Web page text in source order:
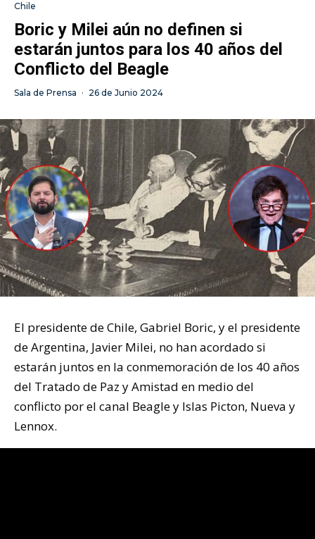
Chile
Boric y Milei aún no definen si
estarán juntos para los 40 años del
Conflicto del Beagle
Sala de Prensa · 26 de Junio 2024
El presidente de Chile, Gabriel Boric, y el presidente
de Argentina, Javier Milei, no han acordado si
estarán juntos en la conmemoración de los 40 años
del Tratado de Paz y Amistad en medio del
conflicto por el canal Beagle y Islas Picton, Nueva y
Lennox.